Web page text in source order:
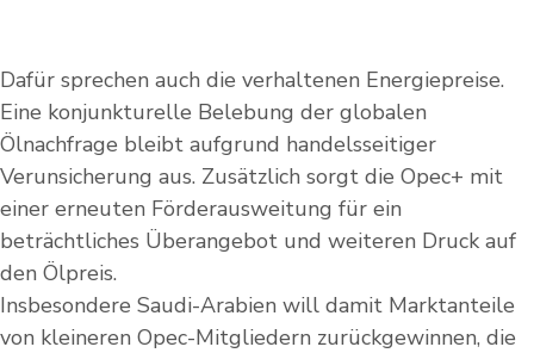
Dafür sprechen auch die verhaltenen Energiepreise.
Eine konjunkturelle Belebung der globalen
Ölnachfrage bleibt aufgrund handelsseitiger
Verunsicherung aus. Zusätzlich sorgt die Opec+ mit
einer erneuten Förderausweitung für ein
beträchtliches Überangebot und weiteren Druck auf
den Ölpreis.
Insbesondere Saudi-Arabien will damit Marktanteile
von kleineren Opec-Mitgliedern zurückgewinnen, die